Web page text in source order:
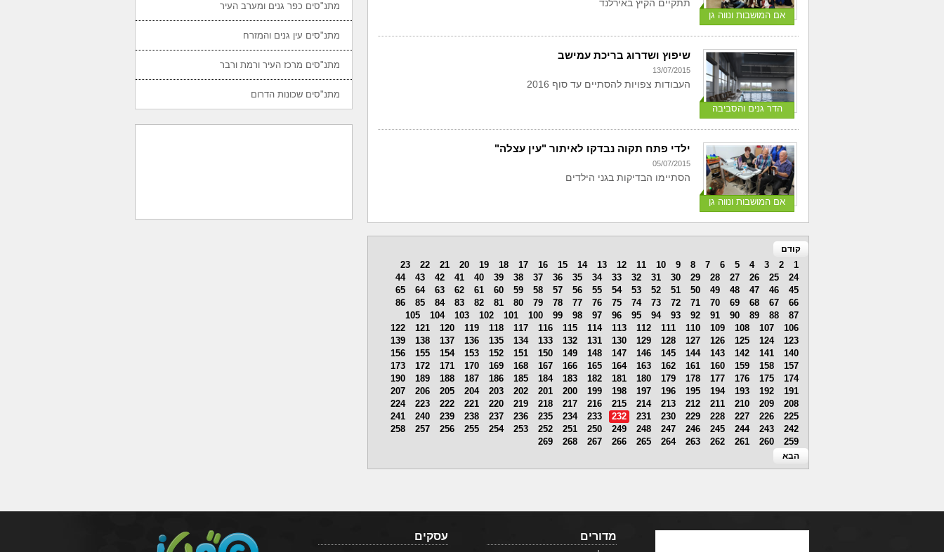
אם המושבות ונווה גן
תתקיים הקיץ באירלנד
הדר גנים והסביבה
שיפוץ ושדרוג בריכת עמישב
13/07/2015
העבודות צפויות להסתיים עד סוף 2016
אם המושבות ונווה גן
ילדי פתח תקוה נבדקו לאיתור "עין עצלה"
05/07/2015
הסתיימו הבדיקות בגני הילדים
קודם
1
2
3
4
5
6
7
8
9
10
11
12
13
14
15
16
17
18
19
20
21
22
23
24
25
26
27
28
29
30
31
32
33
34
35
36
37
38
39
40
41
42
43
44
45
46
47
48
49
50
51
52
53
54
55
56
57
58
59
60
61
62
63
64
65
66
67
68
69
70
71
72
73
74
75
76
77
78
79
80
81
82
83
84
85
86
87
88
89
90
91
92
93
94
95
96
97
98
99
100
101
102
103
104
105
106
107
108
109
110
111
112
113
114
115
116
117
118
119
120
121
122
123
124
125
126
127
128
129
130
131
132
133
134
135
136
137
138
139
140
141
142
143
144
145
146
147
148
149
150
151
152
153
154
155
156
157
158
159
160
161
162
163
164
165
166
167
168
169
170
171
172
173
174
175
176
177
178
179
180
181
182
183
184
185
186
187
188
189
190
191
192
193
194
195
196
197
198
199
200
201
202
203
204
205
206
207
208
209
210
211
212
213
214
215
216
217
218
219
220
221
222
223
224
225
226
227
228
229
230
231
232
233
234
235
236
237
238
239
240
241
242
243
244
245
246
247
248
249
250
251
252
253
254
255
256
257
258
259
260
261
262
263
264
265
266
267
268
269
הבא
מתנ"סים כפר גנים ומערב העיר
מתנ"סים עין גנים והמזרח
מתנ"סים מרכז העיר ורמת ורבר
מתנ"סים שכונות הדרום
מדורים עסקים